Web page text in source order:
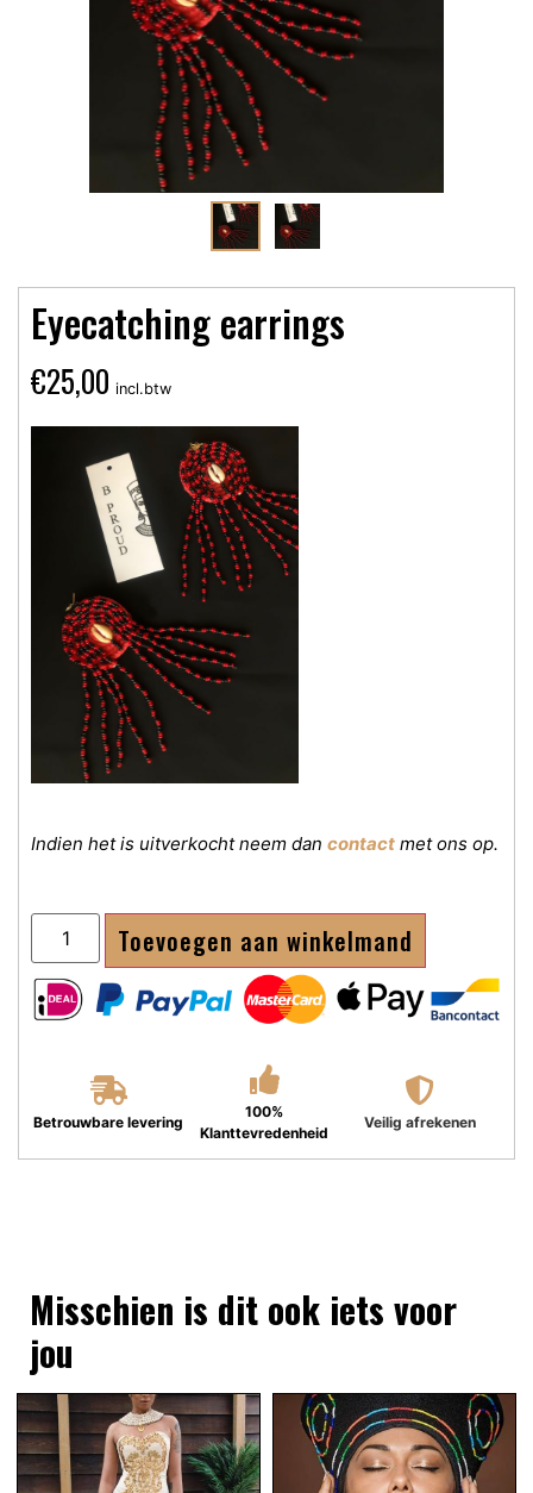
Eyecatching earrings
€25,00 incl.btw
Indien het is uitverkocht neem dan contact met ons op.
Toevoegen aan winkelmand
Betrouwbare levering
100%
Klanttevredenheid
Veilig afrekenen
Misschien is dit ook iets voor
jou